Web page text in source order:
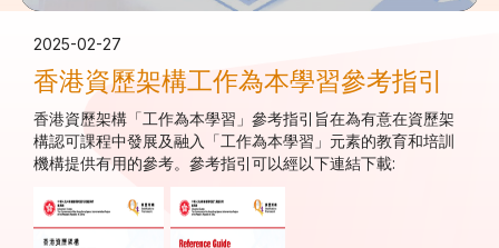
2025-02-27
香港資歷架構工作為本學習參考指引
香港資歷架構「工作為本學習」參考指引旨在為有意在資歷架
構認可課程中發展及融入「工作為本學習」元素的教育和培訓
機構提供有用的參考。參考指引可以經以下連結下載: